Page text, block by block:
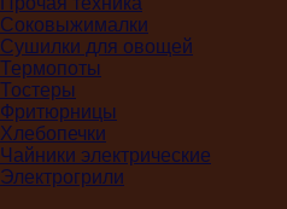
Соковыжималки
Сушилки для овощей
Термопоты
Тостеры
Фритюрницы
Хлебопечки
Чайники электрические
Электрогрили